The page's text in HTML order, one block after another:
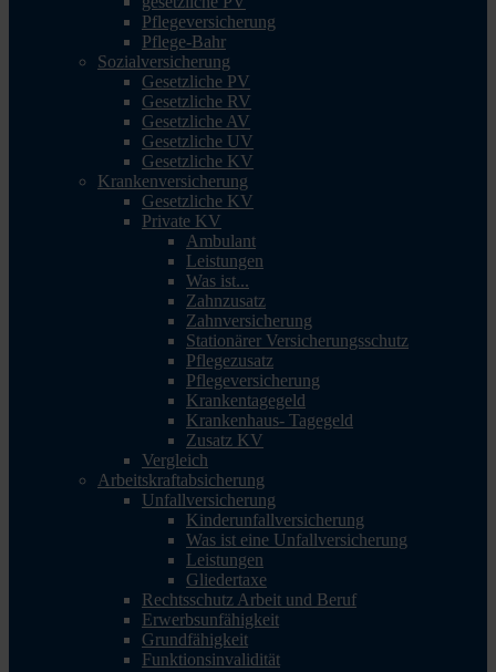
Pflegeversicherung
Pflege-Bahr
Sozialversicherung
Gesetzliche PV
Gesetzliche RV
Gesetzliche AV
Gesetzliche UV
Gesetzliche KV
Krankenversicherung
Gesetzliche KV
Private KV
Ambulant
Leistungen
Was ist...
Zahnzusatz
Zahnversicherung
Stationärer Versicherungsschutz
Pflegezusatz
Pflegeversicherung
Krankentagegeld
Krankenhaus- Tagegeld
Zusatz KV
Vergleich
Arbeitskraftabsicherung
Unfallversicherung
Kinderunfallversicherung
Was ist eine Unfallversicherung
Leistungen
Gliedertaxe
Rechtsschutz Arbeit und Beruf
Erwerbsunfähigkeit
Grundfähigkeit
Funktionsinvalidität